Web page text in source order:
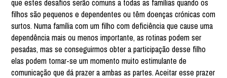
que estes desafios serão comuns a todas as famílias quando os
filhos são pequenos e dependentes ou têm doenças crónicas com
surtos. Numa família com um filho com deficiência que cause uma
dependência mais ou menos importante, as rotinas podem ser
pesadas, mas se conseguirmos obter a participação desse filho
elas podem tornar-se um momento muito estimulante de
comunicação que dá prazer a ambas as partes. Aceitar esse prazer